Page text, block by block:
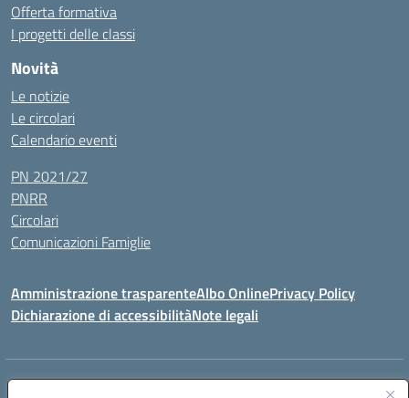
Offerta formativa
I progetti delle classi
Novità
Le notizie
Le circolari
Calendario eventi
PN 2021/27
PNRR
Circolari
Comunicazioni Famiglie
Amministrazione trasparenteAlbo OnlinePrivacy Policy
Dichiarazione di accessibilitàNote legali
Indirizzo: